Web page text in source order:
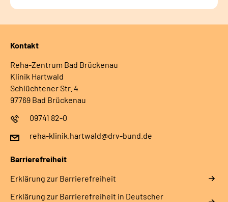
Kontakt
Reha-Zentrum Bad Brückenau
Klinik Hartwald
Schlüchtener Str. 4
97769 Bad Brückenau
09741 82-0
reha-klinik.hartwald@drv-bund.de
Barrierefreiheit
Erklärung zur Barrierefreiheit
Erklärung zur Barrierefreiheit in Deutscher